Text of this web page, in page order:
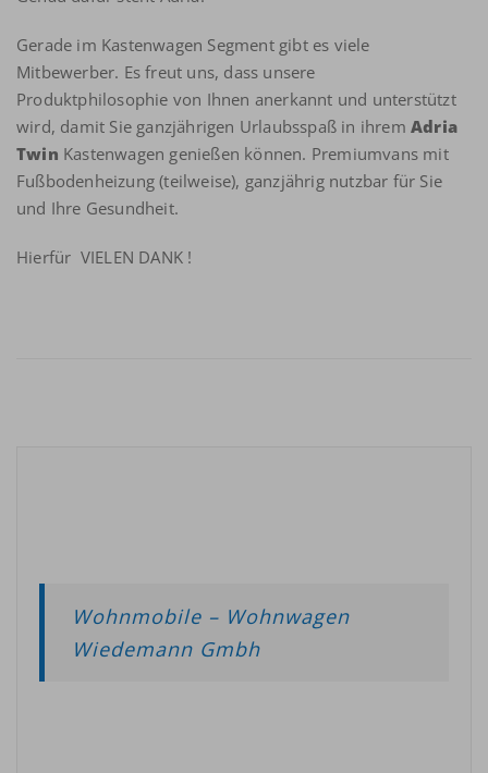
Gerade im Kastenwagen Segment gibt es viele
Mitbewerber. Es freut uns, dass unsere
Produktphilosophie von Ihnen anerkannt und unterstützt
wird, damit Sie ganzjährigen Urlaubsspaß in ihremAdria
Twin Kastenwagen genießen können. Premiumvans mit
Fußbodenheizung (teilweise), ganzjährig nutzbar für Sie
und Ihre Gesundheit.
Hierfür VIELEN DANK !
Wohnmobile – Wohnwagen
Wiedemann Gmbh